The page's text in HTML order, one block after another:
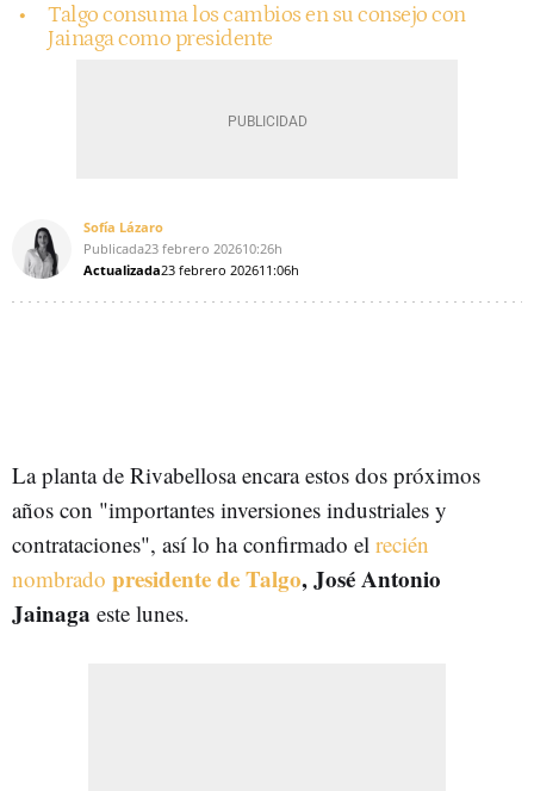
Talgo consuma los cambios en su consejo con
Jainaga como presidente
Sofía Lázaro
Publicada23 febrero 202610:26h
Actualizada23 febrero 202611:06h
La planta de Rivabellosa encara estos dos próximos
años con "importantes inversiones industriales y
contrataciones", así lo ha confirmado el recién
nombrado presidente de Talgo,José Antonio
Jainaga este lunes.